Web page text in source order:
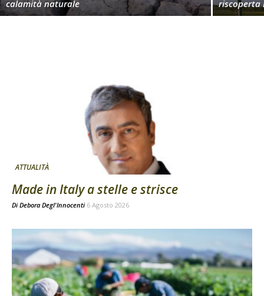
calamità naturale
riscoperta
ATTUALITÀ
Made in Italy a stelle e strisce
Di Debora Degl'Innocenti 6 Agosto 2026